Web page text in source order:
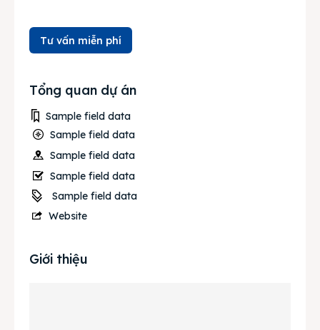
Tư vấn miễn phí
Tổng quan dự án
Sample field data
Sample field data
Sample field data
Sample field data
Sample field data
Website
Giới thiệu